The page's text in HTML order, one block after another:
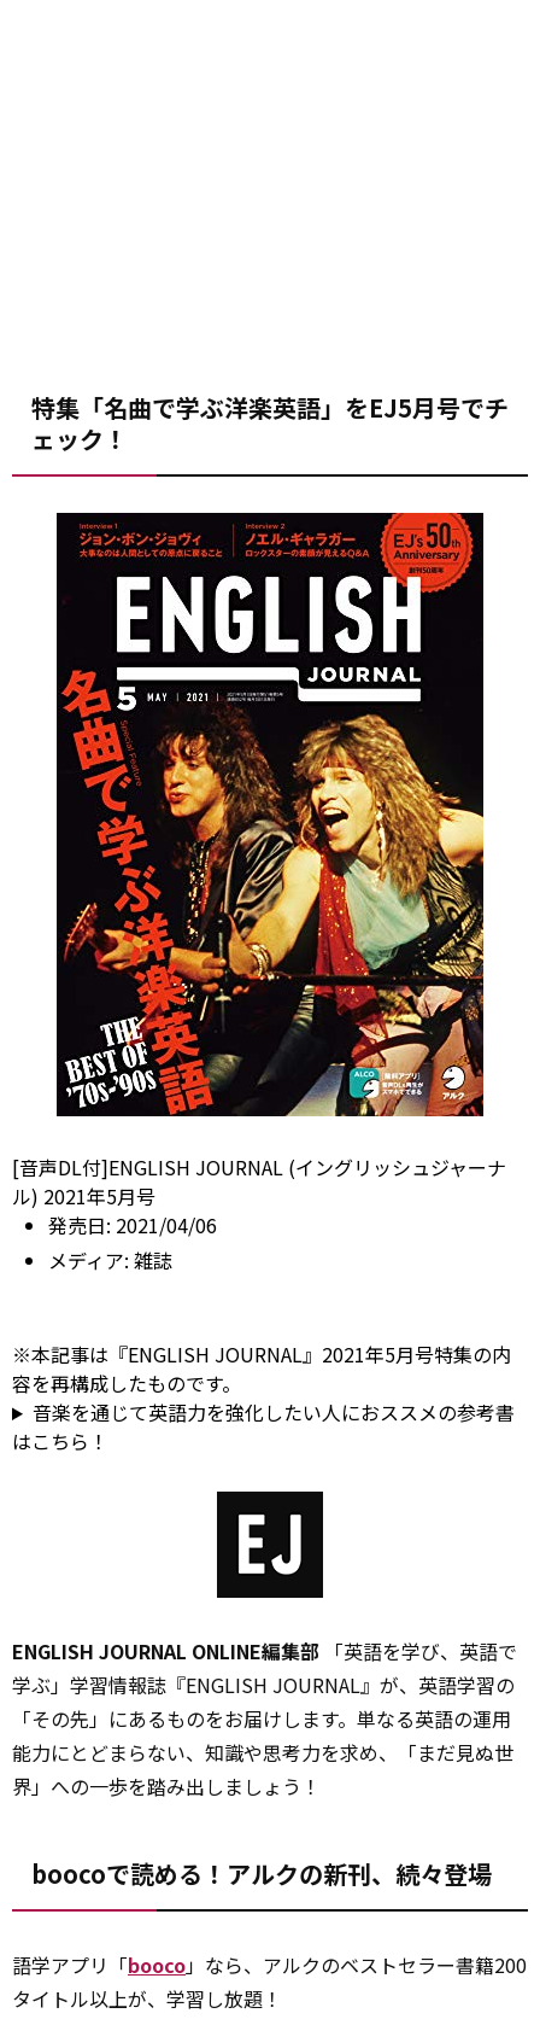
特集「名曲で学ぶ洋楽英語」をEJ5月号でチ
ェック！
[音声DL付]ENGLISH JOURNAL (イングリッシュジャーナ
ル) 2021年5月号
発売日: 2021/04/06
メディア: 雑誌
※本記事は『ENGLISH JOURNAL』2021年5月号特集の内
容を再構成したものです。
音楽を通じて英語力を強化したい人におススメの参考書
はこちら！
ENGLISH JOURNAL ONLINE編集部 「英語を学び、英語で
学ぶ」学習情報誌『ENGLISH JOURNAL』が、英語学習の
「その先」にあるものをお届けします。単なる英語の運用
能力にとどまらない、知識や思考力を求め、「まだ見ぬ世
界」への一歩を踏み出しましょう！
boocoで読める！アルクの新刊、続々登場
語学アプリ「booco」なら、アルクのベストセラー書籍200
タイトル以上が、学習し放題！